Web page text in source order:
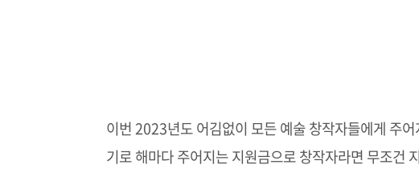
이번 2023년도 어김없이 모든 예술 창작자들에게 주
기로 해마다 주어지는 지원금으로 창작자라면 무조건